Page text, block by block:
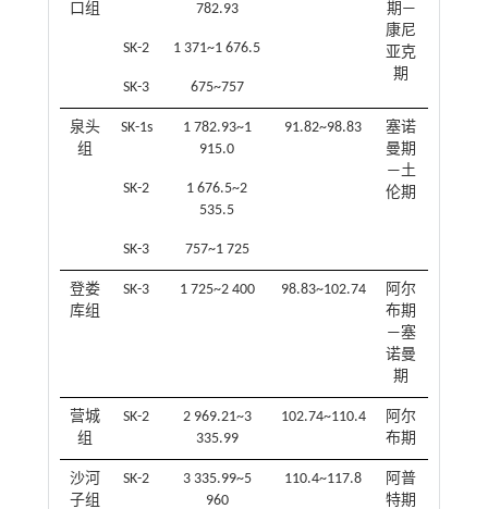
口组
782.93
期—
康尼
亚克
期
SK-2 1 371~1 676.5
SK-3 675~757
泉头
组
SK-1s
1 782.93~1
915.0
91.82~98.83
塞诺
曼期
—土
伦期
SK-2
1 676.5~2
535.5
SK-3 757~1 725
登娄
库组
SK-3 1 725~2 400 98.83~102.74
阿尔
布期
—塞
诺曼
期
营城
组
SK-2
2 969.21~3
335.99
102.74~110.4
阿尔
布期
沙河
子组
SK-2
3 335.99~5
960
110.4~117.8
阿普
特期